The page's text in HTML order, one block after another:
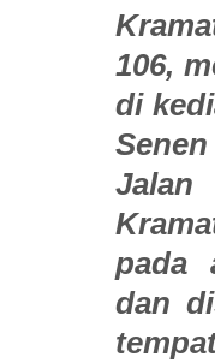
106,
di
Jalan
pada
dan